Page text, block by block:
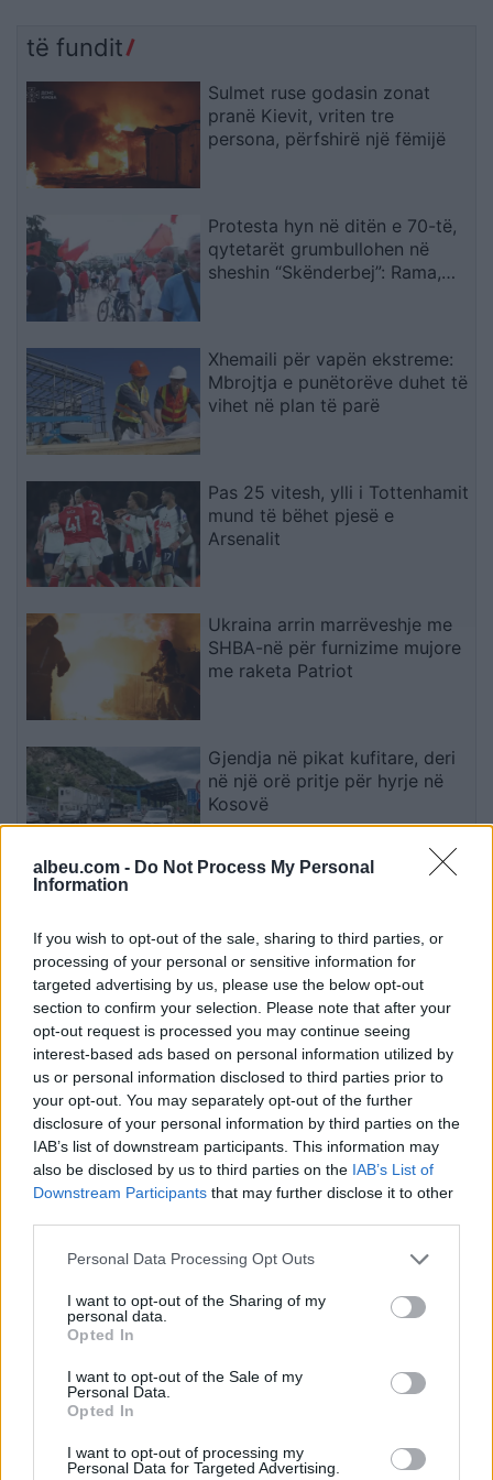
albeu.com - Do Not Process My Personal
Information
If you wish to opt-out of the sale, sharing to third parties, or
processing of your personal or sensitive information for
targeted advertising by us, please use the below opt-out
section to confirm your selection. Please note that after your
opt-out request is processed you may continue seeing
interest-based ads based on personal information utilized by
us or personal information disclosed to third parties prior to
your opt-out. You may separately opt-out of the further
disclosure of your personal information by third parties on the
IAB’s list of downstream participants. This information may
also be disclosed by us to third parties on the IAB’s List of
Downstream Participants that may further disclose it to other
Personal Data Processing Opt Outs
I want to opt-out of the Sharing of my
personal data.
Opted In
I want to opt-out of the Sale of my
Personal Data.
Opted In
I want to opt-out of processing my
Personal Data for Targeted Advertising.
të fundit
Sulmet ruse godasin zonat
pranë Kievit, vriten tre
persona, përfshirë një fëmijë
Protesta hyn në ditën e 70-të,
qytetarët grumbullohen në
sheshin “Skënderbej”: Rama,
Xhemaili për vapën ekstreme:
Mbrojtja e punëtorëve duhet të
vihet në plan të parë
Pas 25 vitesh, ylli i Tottenhamit
mund të bëhet pjesë e
Arsenalit
Ukraina arrin marrëveshje me
SHBA-në për furnizime mujore
me raketa Patriot
Gjendja në pikat kufitare, deri
në një orë pritje për hyrje në
Kosovë
mbi shëndetin e Mojtaba
Khameneit
Esim for Global
Esim for USA|Esim for Italy| Esim for Spain|Esim